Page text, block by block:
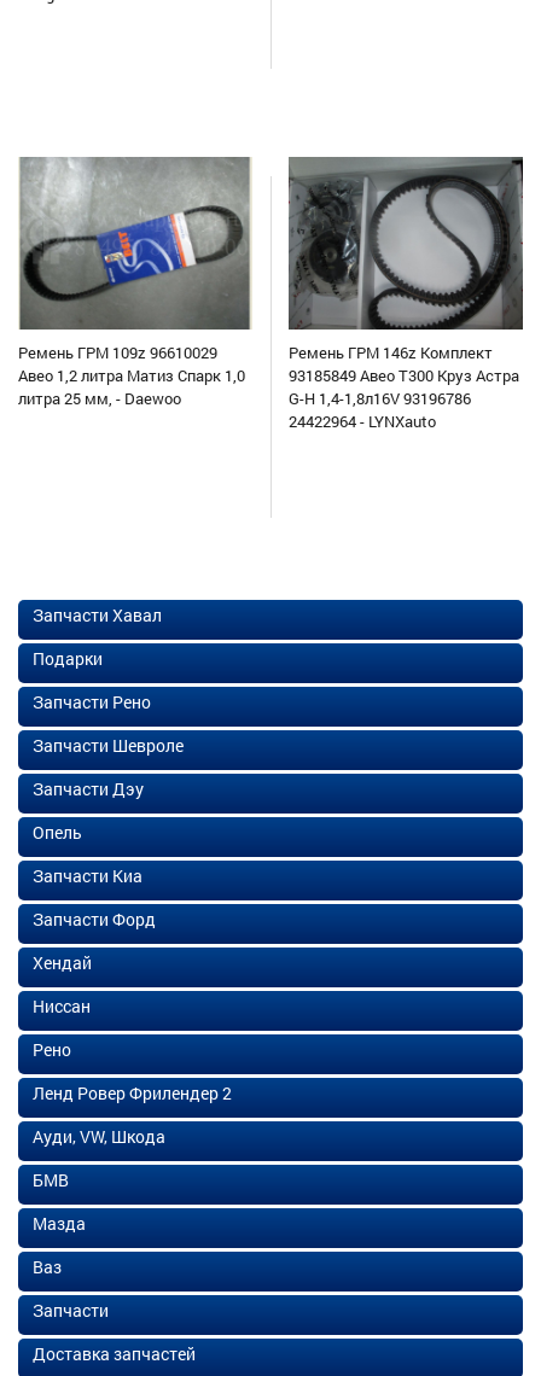
Ремень ГРМ 109z 96610029
Авео 1,2 литра Матиз Спарк 1,0
литра 25 мм, - Daewoo
Ремень ГРМ 146z Комплект
93185849 Авео Т300 Круз Астра
G-H 1,4-1,8л16V 93196786
24422964 - LYNXauto
Запчасти Хавал
Подарки
Запчасти Рено
Запчасти Шевроле
Запчасти Дэу
Опель
Запчасти Киа
Запчасти Форд
Хендай
Ниссан
Рено
Ленд Ровер Фрилендер 2
Ауди, VW, Шкода
БМВ
Мазда
Ваз
Запчасти
Доставка запчастей